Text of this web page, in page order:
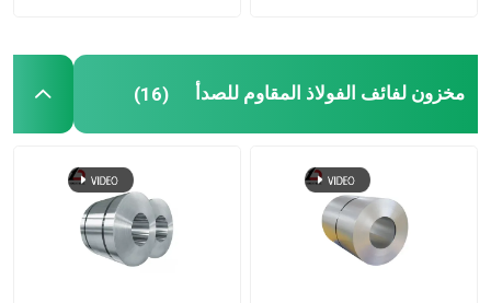
مخزون لفائف الفولاذ المقاوم للصدأ (16)